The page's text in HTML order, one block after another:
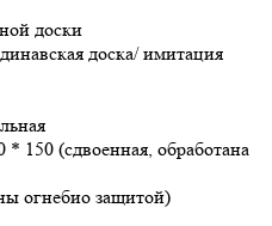
доски
доска/ имитация
* 150 (сдвоенная, обработана
огнебио защитой)